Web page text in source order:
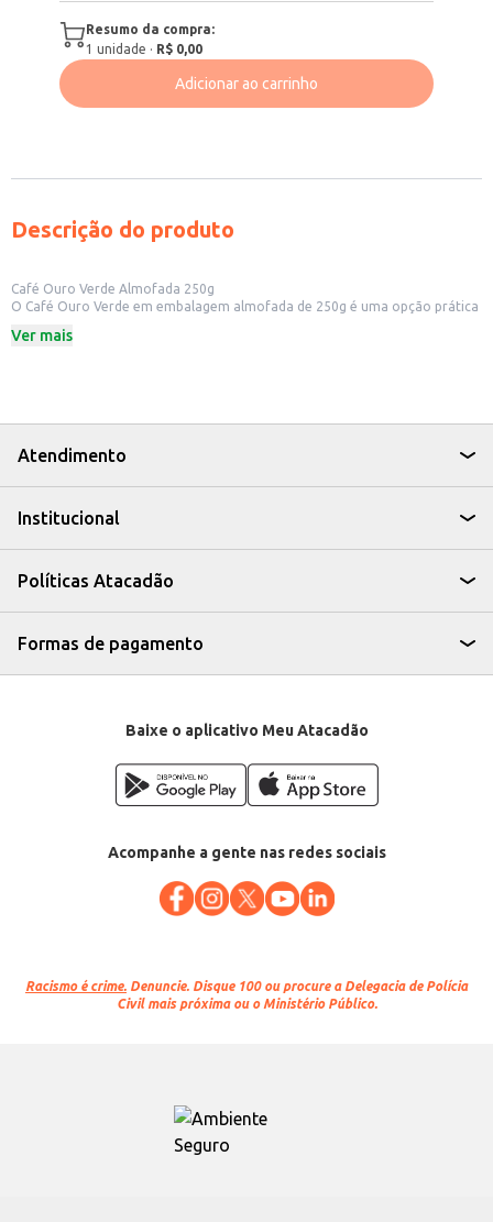
Resumo da compra:
1 unidade · R$ 0,00
Adicionar ao carrinho
Descrição do produto
Café Ouro Verde Almofada 250g
O Café Ouro Verde em embalagem almofada de 250g é uma opção prática
café torrado e moído para preparar em casa ou no escritório, a
Ideal para quem busca um café para consumo diário em casa.
Uma boa opção para revenda em pequenos comércios e estabelecimentos.
Com o Café Ouro Verde Almofada, você tem a praticidade de um café
Ver mais
Atendimento
Institucional
Políticas Atacadão
Formas de pagamento
Baixe o aplicativo Meu Atacadão
Acompanhe a gente nas redes sociais
Racismo é crime. Denuncie. Disque 100 ou procure a Delegacia de Polícia
Civil mais próxima ou o Ministério Público.